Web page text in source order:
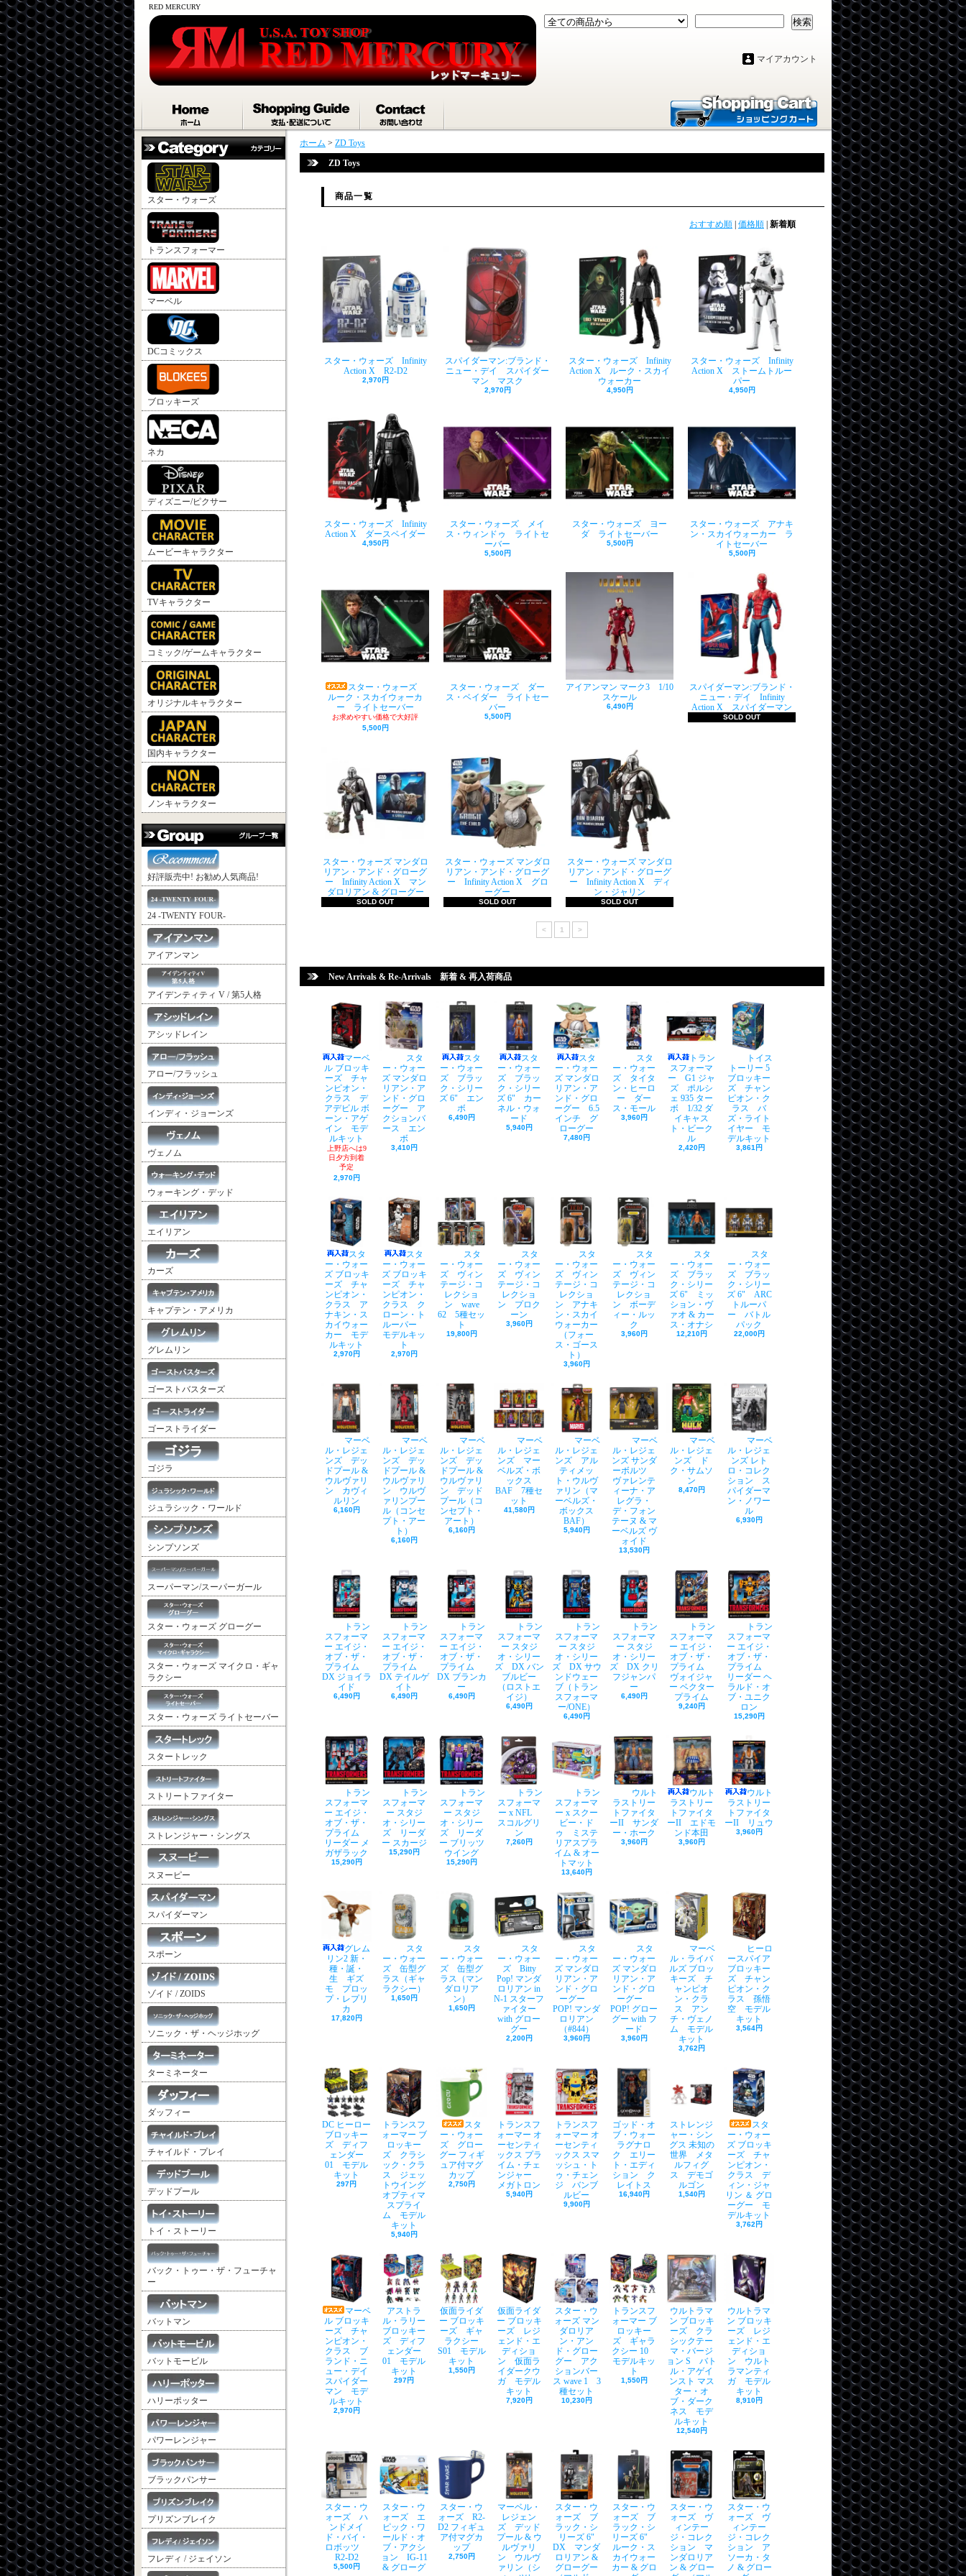
RED MERCURY
検索
マイアカウント
スター・ウォーズ
トランスフォーマー
マーベル
DCコミックス
ブロッキーズ
ネカ
ディズニー/ピクサー
ムービーキャラクター
TVキャラクター
コミック/ゲームキャラクター
オリジナルキャラクター
国内キャラクター
ノンキャラクター
好評販売中! お勧め人気商品!
24 -TWENTY FOUR-
アイアンマン
アイデンティティ V / 第5人格
アシッドレイン
アロー/フラッシュ
インディ・ジョーンズ
ヴェノム
ウォーキング・デッド
エイリアン
カーズ
キャプテン・アメリカ
グレムリン
ゴーストバスターズ
ゴーストライダー
ゴジラ
ジュラシック・ワールド
シンプソンズ
スーパーマン/スーパーガール
スター・ウォーズ グローグー
スター・ウォーズ マイクロ・ギャ
ラクシー
スター・ウォーズ ライトセーバー
スタートレック
ストリートファイター
ストレンジャー・シングス
スヌーピー
スパイダーマン
スポーン
ゾイド / ZOIDS
ソニック・ザ・ヘッジホッグ
ターミネーター
ダッフィー
チャイルド・プレイ
デッドプール
トイ・ストーリー
バック・トゥー・ザ・フューチャ
ー
バットマン
バットモービル
ハリーポッター
パワーレンジャー
ブラックパンサー
プリズンブレイク
フレディ / ジェイソン
ホーム > ZD Toys
ZD Toys
商品一覧
おすすめ順 価格順 新着順
スター・ウォーズ Infinity
Action X R2-D2
2,970円
スパイダーマン:ブランド・
ニュー・デイ スパイダー
マン マスク
2,970円
スター・ウォーズ Infinity
Action X ルーク・スカイ
ウォーカー
4,950円
スター・ウォーズ Infinity
Action X ストームトルー
パー
4,950円
スター・ウォーズ Infinity
Action X ダースベイダー
4,950円
スター・ウォーズ メイ
ス・ウィンドゥ ライトセ
ーバー
5,500円
スター・ウォーズ ヨー
ダ ライトセーバー
5,500円
スター・ウォーズ アナキ
ン・スカイウォーカー ラ
イトセーバー
5,500円
スター・ウォーズ
ルーク・スカイウォーカ
ー ライトセーバー
お求めやすい価格で大好評
5,500円
スター・ウォーズ ダー
ス・ベイダー ライトセー
バー
5,500円
アイアンマン マーク3 1/10
スケール
6,490円
スパイダーマン:ブランド・
ニュー・デイ Infinity
Action X スパイダーマン
SOLD OUT
スター・ウォーズ マンダロ
リアン・アンド・グローグ
ー Infinity Action X マン
ダロリアン & グローグー
SOLD OUT
スター・ウォーズ マンダロ
リアン・アンド・グローグ
ー Infinity Action X グロ
ーグー
SOLD OUT
スター・ウォーズ マンダロ
リアン・アンド・グローグ
ー Infinity Action X ディ
ン・ジャリン
SOLD OUT
< 1 >
New Arrivals & Re-Arrivals 新着 & 再入荷商品
マーベ
ル ブロッキ
ーズ チャ
ンピオン・
クラス デ
アデビル ボ
ーン・アゲ
イン モデ
ルキット
上野店へは9
日夕方到着
予定
2,970円
スタ
ー・ウォー
ズ マンダロ
リアン・ア
ンド・グロ
ーグー ア
クションバ
ース エン
ボ
3,410円
スタ
ー・ウォー
ズ ブラッ
ク・シリー
ズ 6" エン
ボ
6,490円
スタ
ー・ウォー
ズ ブラッ
ク・シリー
ズ 6" カー
ネル・ウォ
ード
5,940円
スタ
ー・ウォー
ズ マンダロ
リアン・ア
ンド・グロ
ーグー 6.5
インチ グ
ローグー
7,480円
スタ
ー・ウォー
ズ タイタ
ン・ヒーロ
ー ダー
ス・モール
3,960円
トラン
スフォーマ
ー G1 ジャ
ズ ポルシ
ェ 935 ター
ボ 1/32 ダ
イキャス
ト・ビーク
ル
2,420円
トイス
トーリー 5
ブロッキー
ズ チャン
ピオン・ク
ラス バ
ズ・ライト
イヤー モ
デルキット
3,861円
スタ
ー・ウォー
ズ ブロッキ
ーズ チャ
ンピオン・
クラス ア
ナキン・ス
カイウォー
カー モデ
ルキット
2,970円
スタ
ー・ウォー
ズ ブロッキ
ーズ チャ
ンピオン・
クラス ク
ローン・ト
ルーパー
モデルキッ
ト
2,970円
スタ
ー・ウォー
ズ ヴィン
テージ・コ
レクショ
ン wave
62 5種セッ
ト
19,800円
スタ
ー・ウォー
ズ ヴィン
テージ・コ
レクショ
ン プロク
ーン
3,960円
スタ
ー・ウォー
ズ ヴィン
テージ・コ
レクショ
ン アナキ
ン・スカイ
ウォーカー
（フォー
ス・ゴース
ト）
3,960円
スタ
ー・ウォー
ズ ヴィン
テージ・コ
レクショ
ン ボーデ
ィー・ルッ
ク
3,960円
スタ
ー・ウォー
ズ ブラッ
ク・シリー
ズ 6" ミッ
ション・ヴ
ァオ & カー
ス・オナシ
12,210円
スタ
ー・ウォー
ズ ブラッ
ク・シリー
ズ 6" ARC
トルーパ
ー バトル
パック
22,000円
マーベ
ル・レジェ
ンズ デッ
ドプール &
ウルヴァリ
ン カヴィ
ルリン
6,160円
マーベ
ル・レジェ
ンズ デッ
ドプール &
ウルヴァリ
ン ウルヴ
ァリンプー
ル（コンセ
プト・アー
ト）
6,160円
マーベ
ル・レジェ
ンズ デッ
ドプール &
ウルヴァリ
ン デッド
プール（コ
ンセプト・
アート）
6,160円
マーベ
ル・レジェ
ンズ マー
ベルズ・ボ
ックス
BAF 7種セ
ット
41,580円
マーベ
ル・レジェ
ンズ アル
ティメッ
ト・ウルヴ
ァリン（マ
ーベルズ・
ボックス
BAF）
5,940円
マーベ
ル・レジェ
ンズ サンダ
ーボルツ
ヴァレンテ
ィーナ・ア
レグラ・
デ・フォン
テーヌ & マ
ーベルズ ヴ
ォイド
13,530円
マーベ
ル・レジェ
ンズ ド
ク・サムソ
ン
8,470円
マーベ
ル・レジェ
ンズ レト
ロ・コレク
ション ス
パイダーマ
ン・ノワー
ル
6,930円
トラン
スフォーマ
ー エイジ・
オブ・ザ・
プライム
DX ジョイラ
イド
6,490円
トラン
スフォーマ
ー エイジ・
オブ・ザ・
プライム
DX テイルゲ
イト
6,490円
トラン
スフォーマ
ー エイジ・
オブ・ザ・
プライム
DX ブランカ
ー
6,490円
トラン
スフォーマ
ー スタジ
オ・シリー
ズ DX バン
ブルビー
（ロストエ
イジ）
6,490円
トラン
スフォーマ
ー スタジ
オ・シリー
ズ DX サウ
ンドウェー
ブ（トラン
スフォーマ
ー/ONE）
6,490円
トラン
スフォーマ
ー スタジ
オ・シリー
ズ DX クリ
フジャンパ
ー
6,490円
トラン
スフォーマ
ー エイジ・
オブ・ザ・
プライム
ヴォイジャ
ー ベクター
プライム
9,240円
トラン
スフォーマ
ー エイジ・
オブ・ザ・
プライム
リーダー ヘ
ラルド・オ
ブ・ユニク
ロン
15,290円
トラン
スフォーマ
ー エイジ・
オブ・ザ・
プライム
リーダー メ
ガザラック
15,290円
トラン
スフォーマ
ー スタジ
オ・シリー
ズ リーダ
ー スカージ
15,290円
トラン
スフォーマ
ー スタジ
オ・シリー
ズ リーダ
ー ブリッツ
ウイング
15,290円
トラン
スフォーマ
ー x NFL
スコルグリ
ン
7,260円
トラン
スフォーマ
ー x スクー
ビー・ド
ゥ ミステ
リアスプラ
イム & オー
トマット
13,640円
ウルト
ラストリー
トファイタ
ーII サンダ
ー・ホーク
3,960円
ウルト
ラストリー
トファイタ
ーII エドモ
ンド本田
3,960円
ウルト
ラストリー
トファイタ
ーII リュウ
3,960円
グレム
リン2 新・
種・誕・
生 ギズ
モ プロッ
プ・レプリ
カ
17,820円
スタ
ー・ウォー
ズ 缶型グ
ラス（ギャ
ラクシー）
1,650円
スタ
ー・ウォー
ズ 缶型グ
ラス（マン
ダロリア
ン）
1,650円
スタ
ー・ウォー
ズ Bitty
Pop! マンダ
ロリアン in
N-1 スターフ
ァイター
with グロー
グー
2,200円
スタ
ー・ウォー
ズ マンダロ
リアン・ア
ンド・グロ
ーグー
POP! マンダ
ロリアン
（#844）
3,960円
スタ
ー・ウォー
ズ マンダロ
リアン・ア
ンド・グロ
ーグー
POP! グロー
グー with フ
ード
3,960円
マーベ
ル・ライバ
ルズ ブロッ
キーズ チ
ャンピオ
ン・クラ
ス アン
チ・ヴェノ
ム モデル
キット
3,762円
ヒーロ
ースパイア
ブロッキー
ズ チャン
ピオン・ク
ラス 孫悟
空 モデル
キット
3,564円
DC ヒーロー
ブロッキー
ズ ディフ
ェンダー
01 モデル
キット
297円
トランスフ
ォーマー ブ
ロッキー
ズ クラシ
ック・クラ
ス ジェッ
トウイング
オプティマ
スプライ
ム モデル
キット
5,940円
スタ
ー・ウォー
ズ グロー
グー フィギ
ュア付マグ
カップ
2,750円
トランスフ
ォーマー オ
ーセンティ
ックス プラ
イム・チェ
ンジャー
メガトロン
5,940円
トランスフ
ォーマー オ
ーセンティ
ックス スマ
ッシュ・ト
ゥ・チェン
ジ バンブ
ルビー
9,900円
ゴッド・オ
ブ・ウォー
ラグナロ
ク エリー
ト・エディ
ション ク
レイトス
16,940円
ストレンジ
ャー・シン
グス 未知の
世界 メタ
ルフィグ
ス デモゴ
ルゴン
1,540円
スタ
ー・ウォー
ズ ブロッキ
ーズ チャ
ンピオン・
クラス デ
ィン・ジャ
リン ＆ グロ
ーグー モ
デルキット
3,762円
マーベ
ル ブロッキ
ーズ チャ
ンピオン・
クラス ブ
ランド・ニ
ュー・デイ
スパイダー
マン モデ
ルキット
2,970円
アストラ
ル・ラリー
ブロッキー
ズ ディフ
ェンダー
01 モデル
キット
297円
仮面ライダ
ー ブロッキ
ーズ ギャ
ラクシー
S01 モデル
キット
1,550円
仮面ライダ
ー ブロッキ
ーズ レジ
ェンド・エ
ディショ
ン 仮面ラ
イダークウ
ガ モデル
キット
7,920円
スター・ウ
ォーズ マン
ダロリア
ン・アン
ド・グロー
グー アク
ションバー
ス wave 1 3
種セット
10,230円
トランスフ
ォーマー ブ
ロッキー
ズ ギャラ
クシー 10
モデルキッ
ト
1,550円
ウルトラマ
ン ブロッキ
ーズ クラ
シックテー
マ・バージ
ョン S バト
ル・アゲイ
ンスト マス
ター・オ
ブ・ダーク
ネス モデ
ルキット
12,540円
ウルトラマ
ン ブロッキ
ーズ レジ
ェンド・エ
ディショ
ン ウルト
ラマンティ
ガ モデル
キット
8,910円
スター・ウ
ォーズ ハ
ンドメイ
ド・バイ・
ロボッツ
R2-D2
5,500円
スター・ウ
ォーズ エ
ピック・ワ
ールド・オ
ブ・アクシ
ョン IG-11
& グローグ
スター・ウ
ォーズ R2-
D2 フィギュ
ア付マグカ
ップ
2,750円
マーベル・
レジェン
ズ デッド
プール & ウ
ルヴァリ
ン ウルヴ
ァリン（シ
スター・ウ
ォーズ ブ
ラック・シ
リーズ 6"
DX マンダ
ロリアン &
グローグー
スター・ウ
ォーズ ブ
ラック・シ
リーズ 6"
ルーク・ス
カイウォー
カー & グロ
スター・ウ
ォーズ ヴ
ィンテー
ジ・コレク
ション マ
ンダロリア
ン & グロー
スター・ウ
ォーズ ヴ
ィンテー
ジ・コレク
ション ア
ソーカ・タ
ノ & グロー